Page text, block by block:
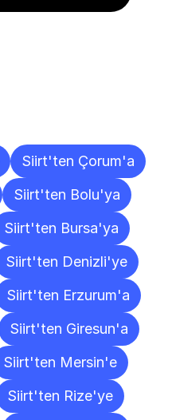
Siirt'ten Çorum'a
Siirt'ten Bolu'ya
Siirt'ten Bursa'ya
Siirt'ten Denizli'ye
Siirt'ten Erzurum'a
Siirt'ten Giresun'a
Siirt'ten Mersin'e
Siirt'ten Rize'ye